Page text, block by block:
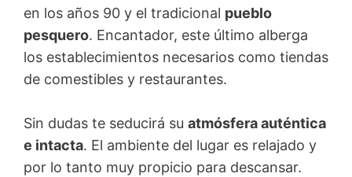
en los años 90 y el tradicional pueblo
pesquero. Encantador, este último alberga
los establecimientos necesarios como tiendas
de comestibles y restaurantes.
Sin dudas te seducirá su atmósfera auténtica
e intacta. El ambiente del lugar es relajado y
por lo tanto muy propicio para descansar.